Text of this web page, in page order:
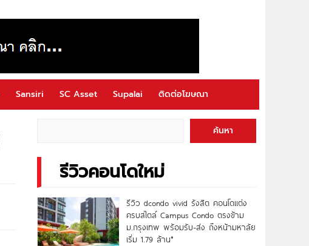
Sansiri SC Asset Supalai ติดต่อโฆษณา
ค้นหา
รีวิวคอนโดใหม่
รีวิว dcondo vivid รังสิต คอนโดแต่ง
ครบสไตล์ Campus Condo ตรงข้าม
ม.กรุงเทพ พร้อมรับ-ส่ง ถึงหน้ามหาลัย
เริ่ม 1.79 ล้าน*